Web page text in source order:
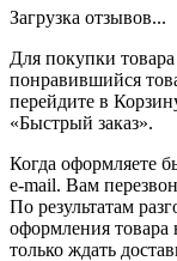
Загрузка отзывов...
Для покупки
понравившийся
перейдите в
«Быстрый заказ».
Когда оформляете
e-mail. Вам
По результатам
оформления товара
только ждать